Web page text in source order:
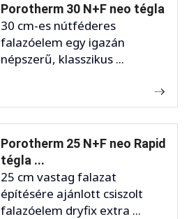
Porotherm 30 N+F neo tégla
30 cm-es nútféderes
falazóelem egy igazán
népszerű, klasszikus ...
Porotherm 25 N+F neo Rapid
tégla ...
25 cm vastag falazat
építésére ajánlott csiszolt
falazóelem dryfix extra ...